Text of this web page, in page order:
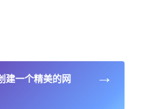
建一个精美的网
→